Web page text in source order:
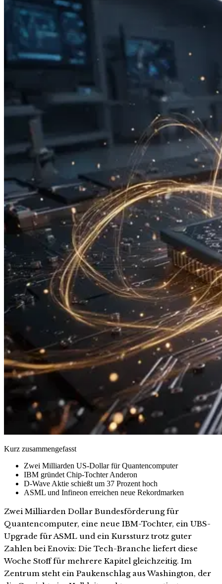
Kurz zusammengefasst
Zwei Milliarden US-Dollar für Quantencomputer
IBM gründet Chip-Tochter Anderon
D-Wave Aktie schießt um 37 Prozent hoch
ASML und Infineon erreichen neue Rekordmarken
Zwei Milliarden Dollar Bundesförderung für
Quantencomputer, eine neue IBM-Tochter, ein UBS-
Upgrade für ASML und ein Kurssturz trotz guter
Zahlen bei Enovix: Die Tech-Branche liefert diese
Woche Stoff für mehrere Kapitel gleichzeitig. Im
Zentrum steht ein Paukenschlag aus Washington, der